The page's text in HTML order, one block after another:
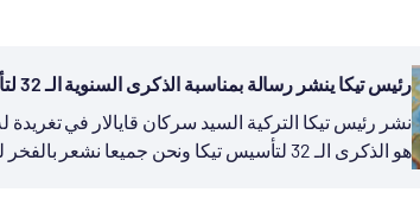
رئيس تيكا ينشر رسالة بمناسبة الذكرى السنوية الـ 32 لتأسيس الوكالة
هو الذكرى الـ 32 لتأسيس تيكا ونحن جميعا نشعر بالفخر لمشاركة تجربة بلادنا في مجال التنمية...